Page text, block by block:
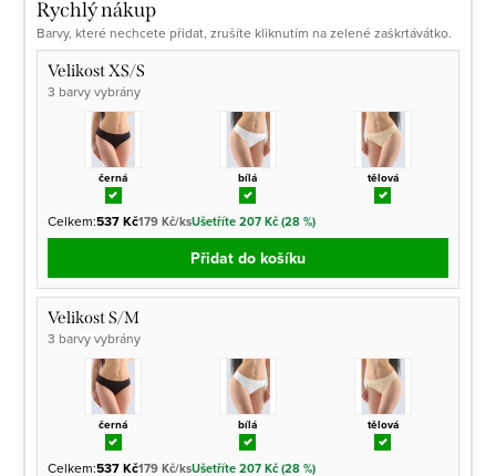
Rychlý nákup
Barvy, které nechcete přidat, zrušíte kliknutím na zelené zaškrtávátko.
Velikost XS/S
3 barvy vybrány
černá bílá tělová
Celkem:537 Kč179 Kč/ksUšetříte 207 Kč (28 %)
Přidat do košíku
Velikost S/M
3 barvy vybrány
černá bílá tělová
Celkem:537 Kč179 Kč/ksUšetříte 207 Kč (28 %)